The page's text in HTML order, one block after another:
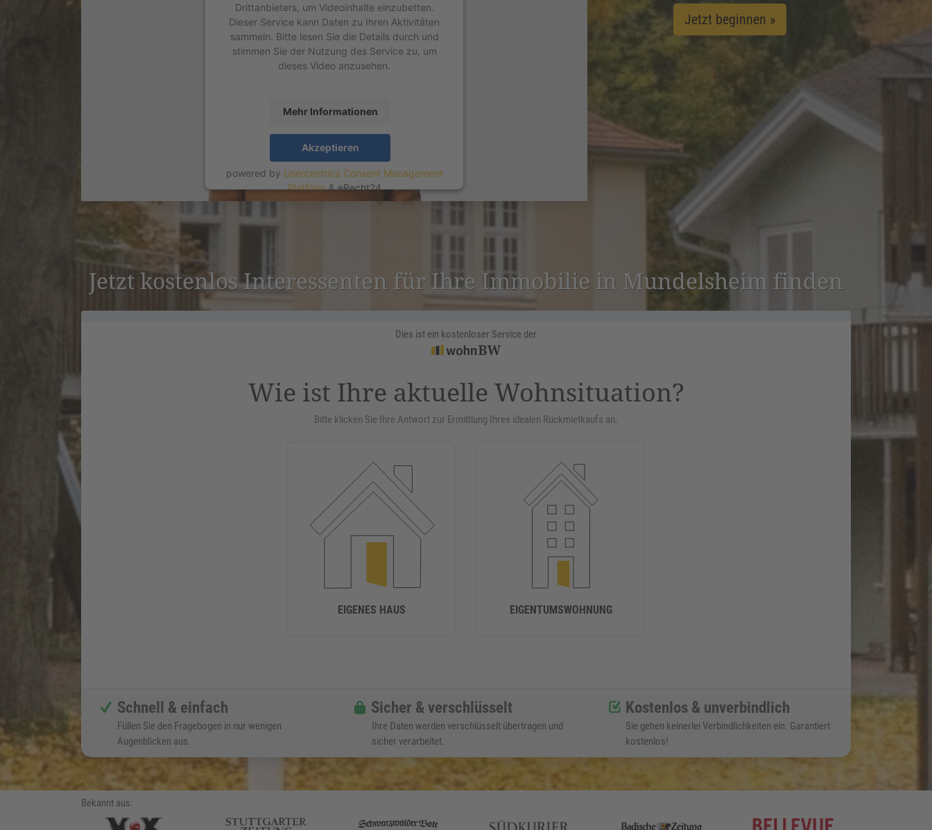
Drittanbieters, um Videoinhalte einzubetten.
Dieser Service kann Daten zu Ihren Aktivitäten
sammeln. Bitte lesen Sie die Details durch und
stimmen Sie der Nutzung des Service zu, um
dieses Video anzusehen.
Mehr Informationen
Akzeptieren
powered by Usercentrics Consent Management
Platform&eRecht24
Jetzt beginnen »
Jetzt kostenlos Inter­es­senten für Ihre Immobilie in Mundels­heim finden
Dies ist ein kostenloser Service der
Wie ist Ihre aktuelle Wohnsituation?
Bitte klicken Sie Ihre Antwort zur Ermittlung Ihres idealen Rückmietkaufs an.
EIGENES HAUS EIGENTUMSWOHNUNG
Schnell & einfach
Füllen Sie den Fragebogen in nur wenigen
Augenblicken aus.
Sicher & verschlüsselt
Ihre Daten werden verschlüsselt übertragen und
sicher verarbeitet.
Kostenlos & unverbindlich
Sie gehen keinerlei Verbindlichkeiten ein. Garantiert
kostenlos!
Bekannt aus: